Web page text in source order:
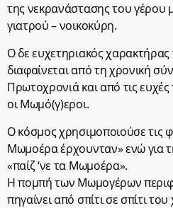
της νεκρανάστασης του γέρου
γιατρού – νοικοκύρη.
Ο δε ευχετηριακός
διαφαίνεται από τη χρονική
Πρωτοχρονιά και από τις
οι Μωμό(γ)εροι.
Ο κόσμος χρησιμοποιούσε τις
Μωμοέρα έρχουνταν» ενώ για
«παίζ ‘νε τα Μωμοέρα».
Η πομπή των Μωμογέρων
πηγαίνει από σπίτι σε σπίτι